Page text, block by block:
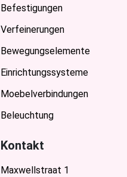
Befestigungen
Verfeinerungen
Bewegungselemente
Einrichtungssysteme
Moebelverbindungen
Beleuchtung
Kontakt
Maxwellstraat 1